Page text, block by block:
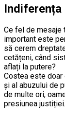
Indiferența
Ce fel de mesaje
important este
să cerem
cetățeni, când
aflați la putere?
Costea este
și al abuzului de
de multe ori,
presiunea justiției.